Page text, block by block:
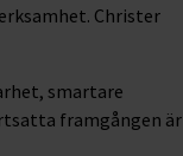
Christer
smartare
framgången är